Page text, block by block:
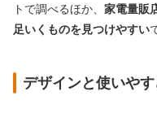
トで調べるほか、 家電量販
足いくものを見つけやすい
デザインと使いや